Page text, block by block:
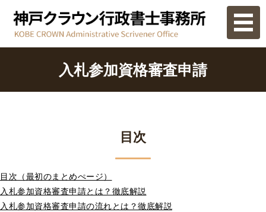
ホーム
業務内容
お問い合わせ
入札参加資格審査申請
目次
目次（最初のまとめぺージ）
入札参加資格審査申請とは？徹底解説
入札参加資格審査申請の流れとは？徹底解説